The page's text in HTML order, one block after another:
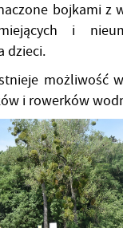
bojkami z
i
dzieci.
możliwość
i rowerków